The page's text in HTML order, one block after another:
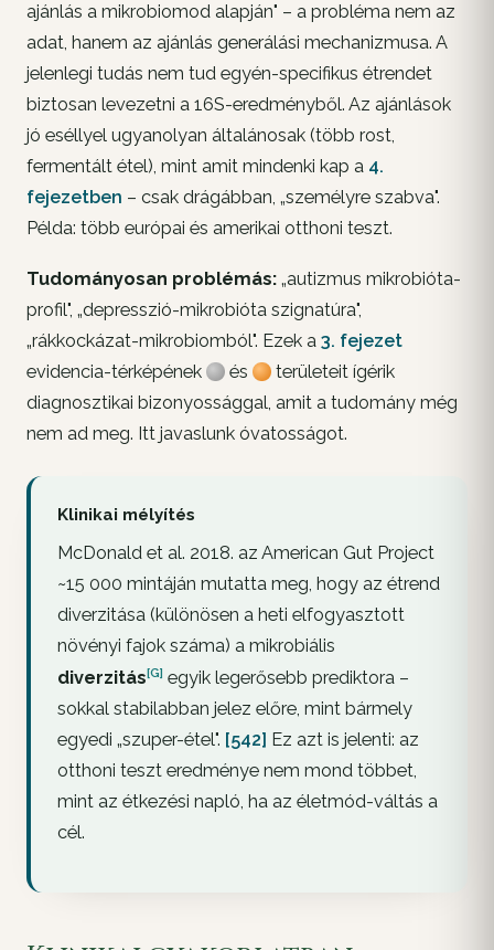
ajánlás a mikrobiomod alapján" – a probléma nem az
adat, hanem az ajánlás generálási mechanizmusa. A
jelenlegi tudás nem tud egyén-specifikus étrendet
biztosan levezetni a 16S-eredményből. Az ajánlások
jó eséllyel ugyanolyan általánosak (több rost,
fermentált étel), mint amit mindenki kap a 4.
fejezetben – csak drágábban, „személyre szabva".
Példa: több európai és amerikai otthoni teszt.
Tudományosan problémás: „autizmus mikrobióta-
profil", „depresszió-mikrobióta szignatúra",
„rákkockázat-mikrobiomból". Ezek a 3. fejezet
evidencia-térképének
és
területeit ígérik
diagnosztikai bizonyossággal, amit a tudomány még
nem ad meg. Itt javaslunk óvatosságot.
Klinikai mélyítés
McDonald et al. 2018. az American Gut Project
~15 000 mintáján mutatta meg, hogy az étrend
diverzitása (különösen a heti elfogyasztott
növényi fajok száma) a mikrobiális
diverzitás[G] egyik legerősebb prediktora –
sokkal stabilabban jelez előre, mint bármely
egyedi „szuper-étel". [542] Ez azt is jelenti: az
otthoni teszt eredménye nem mond többet,
mint az étkezési napló, ha az életmód-váltás a
cél.